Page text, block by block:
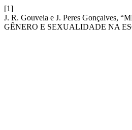
[1]
J. R. Gouveia e J. Peres
GÊNERO E SEXUALIDADE NA